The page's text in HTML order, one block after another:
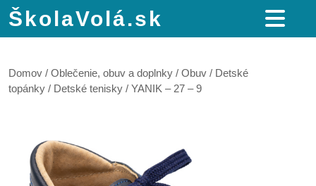
ŠkolaVolá.sk
Domov / Oblečenie, obuv a doplnky / Obuv / Detské
topánky / Detské tenisky / YANIK – 27 – 9